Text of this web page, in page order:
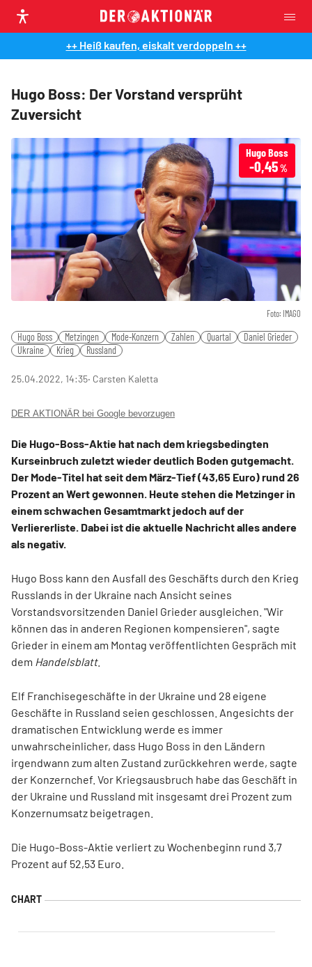
++ Heiß kaufen, eiskalt verdoppeln ++
Hugo Boss: Der Vorstand versprüht
Zuversicht
Foto: IMAGO
Hugo Boss
-0,45%
Hugo Boss Metzingen Mode-Konzern Zahlen Quartal
Daniel Grieder
Ukraine
Krieg Russland
25.04.2022, 14:35‧ Carsten Kaletta
DER AKTIONÄR bei Google bevorzugen
Die Hugo-Boss-Aktie hat nach dem kriegsbedingten
Kurseinbruch zuletzt wieder deutlich Boden gutgemacht.
Der Mode-Titel hat seit dem März-Tief (43,65 Euro) rund 26
Prozent an Wert gewonnen. Heute stehen die Metzinger in
einem schwachen Gesamtmarkt jedoch auf der
Verliererliste. Dabei ist die aktuelle Nachricht alles andere
als negativ.
Hugo Boss kann den Ausfall des Geschäfts durch den Krieg
Russlands in der Ukraine nach Ansicht seines
Vorstandsvorsitzenden Daniel Grieder ausgleichen. "Wir
können das in anderen Regionen kompensieren", sagte
Grieder in einem am Montag veröffentlichten Gespräch mit
dem Handelsblatt.
Elf Franchisegeschäfte in der Ukraine und 28 eigene
Geschäfte in Russland seien geschlossen. Angesichts der
dramatischen Entwicklung werde es immer
unwahrscheinlicher, dass Hugo Boss in den Ländern
irgendwann zum alten Zustand zurückkehren werde, sagte
der Konzernchef. Vor Kriegsausbruch habe das Geschäft in
der Ukraine und Russland mit insgesamt drei Prozent zum
Konzernumsatz beigetragen.
Die Hugo-Boss-Aktie verliert zu Wochenbeginn rund 3,7
Prozent auf 52,53 Euro.